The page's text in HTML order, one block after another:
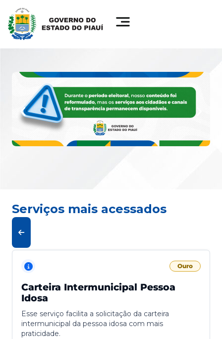
Serviços mais acessados
Ouro
Carteira Intermunicipal Pessoa
Idosa
Esse serviço facilita a solicitação da carteira
intermunicipal da pessoa idosa com mais
praticidade.